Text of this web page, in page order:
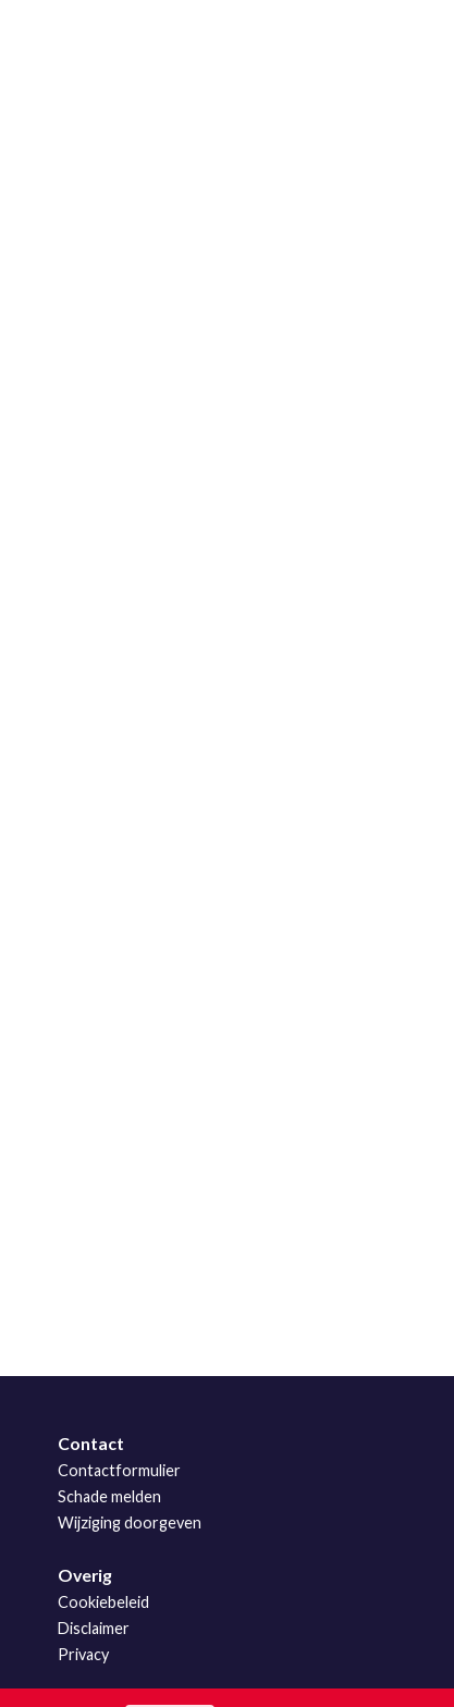
Contact
Contactformulier
Schade melden
Wijziging doorgeven
Overig
Cookiebeleid
Disclaimer
Privacy